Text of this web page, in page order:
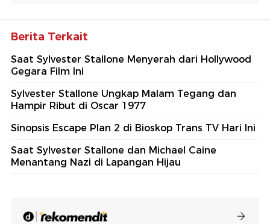
Berita Terkait
Saat Sylvester Stallone Menyerah dari Hollywood
Gegara Film Ini
Sylvester Stallone Ungkap Malam Tegang dan
Hampir Ribut di Oscar 1977
Sinopsis Escape Plan 2 di Bioskop Trans TV Hari Ini
Saat Sylvester Stallone dan Michael Caine
Menantang Nazi di Lapangan Hijau